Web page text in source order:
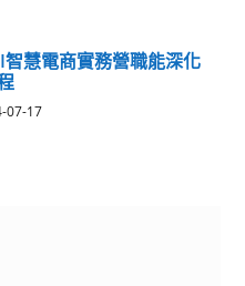
慧電商實務營職能深化
07-17